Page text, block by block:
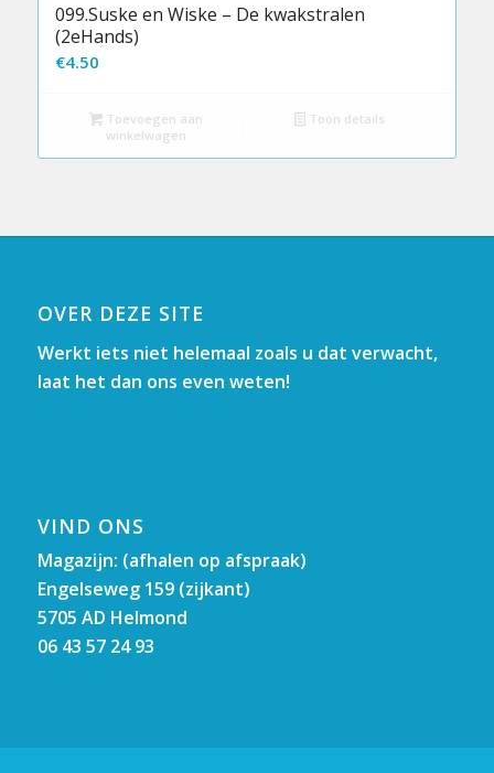
099.Suske en Wiske – De kwakstralen
(2eHands)
€4.50
Toevoegen aan
winkelwagen
Toon details
OVER DEZE SITE
Werkt iets niet helemaal zoals u dat verwacht,
laat het dan ons even weten!
VIND ONS
Magazijn: (afhalen op afspraak)
Engelseweg 159 (zijkant)
5705 AD Helmond
06 43 57 24 93